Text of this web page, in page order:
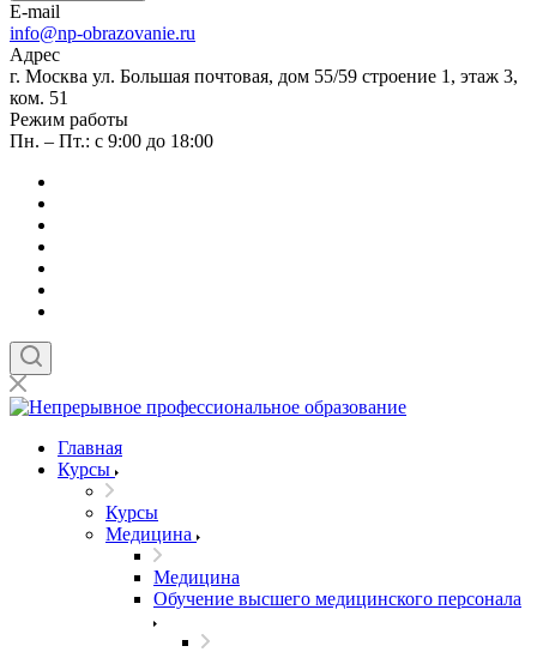
E-mail
info@np-obrazovanie.ru
Адрес
г. Москва ул. Большая почтовая, дом 55/59 строение 1, этаж 3,
ком. 51
Режим работы
Пн. – Пт.: с 9:00 до 18:00
Главная
Курсы
Курсы
Медицина
Медицина
Обучение высшего медицинского персонала